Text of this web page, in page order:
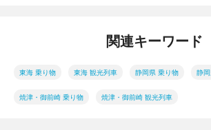
関連キーワード
東海 乗り物 東海 観光列車 静岡県 乗り物 静
焼津・御前崎 乗り物 焼津・御前崎 観光列車